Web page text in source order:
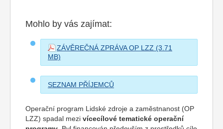
Mohlo by vás zajímat:
ZÁVĚREČNÁ ZPRÁVA OP LZZ
SEZNAM PŘÍJEMCŮ
Operační program Lidské zdroje a zaměstnanost (OP
LZZ) spadal mezi vícecílové tematické operační